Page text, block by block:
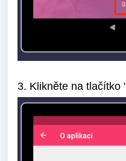
3. Klikněte na tlačítko